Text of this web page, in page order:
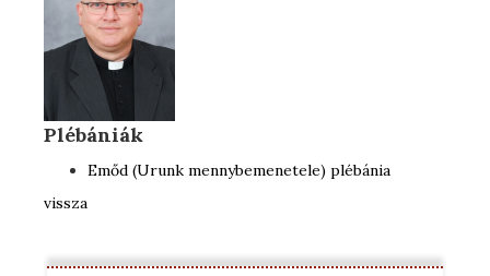
Plébániák
Emőd (Urunk mennybemenetele) plébánia
vissza